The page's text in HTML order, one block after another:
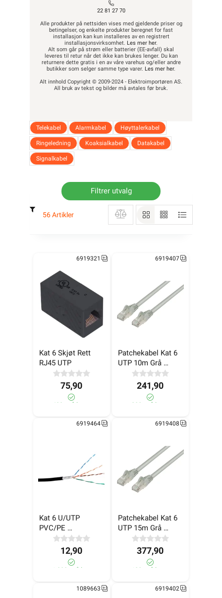
22 81 27 70
Alle produkter på nettsiden vises med gjeldende priser og
betingelser, og enkelte produkter beregnet for fast
installasjon kan kun installeres av en registrert
installasjonsvirksomhet. Les mer her.
Alt som går på strøm eller batterier (EE-avfall) skal
leveres til retur når det ikke kan brukes lenger. Du kan
returnere dette gratis i en av våre varehus og/eller andre
butikker som selger samme type varer. Les mer her.
Alt innhold Copyright © 2009-2024 - Elektroimportøren AS.
All bruk av tekst og bilder må avtales før bruk.
Telekabel Alarmkabel Høyttalerkabel
Ringeledning Koaksialkabel Datakabel
Signalkabel
Filtrer utvalg
56 Artikler
Kat 6 Skjøt Rett
RJ45 UTP
6919321
75,90
400+ på lager
Patchekabel Kat 6
UTP 10m Grå
LinkIT
6919407
241,90
200+ på lager
Kat 6 U/UTP
PVC/PE
Utendørskabel Sort
305m LinkIT
6919464
12,90
>1 000+ på lager
Patchekabel Kat 6
UTP 15m Grå
LinkIT
6919408
377,90
180+ på lager
1089663 6919402